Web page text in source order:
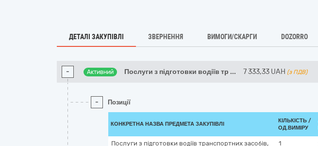
ДЕТАЛІ ЗАКУПІВЛІ ЗВЕРНЕННЯ ВИМОГИ/СКАРГИ DOZORRO
- Активний Послуги з підготовки водіїв тр ... 7 333,33 UAH (з ПДВ)
- Позиції
КОНКРЕТНА НАЗВА ПРЕДМЕТА ЗАКУПІВЛІ
КІЛЬКІСТЬ /
ОД.ВИМІРУ
Послуги з підготовки водіїв транспортних засобів,
1